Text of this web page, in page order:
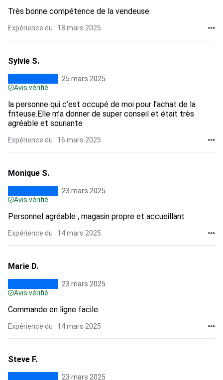
Très bonne compétence de la vendeuse
Expérience du : 18 mars 2025
Sylvie S.
25 mars 2025
Avis vérifié
la personne qui c’est occupé de moi pour l’achat de la
friteuse.Elle m’a donner de super conseil et était très
agréable et souriante
Expérience du : 16 mars 2025
Monique S.
23 mars 2025
Avis vérifié
Personnel agréable , magasin propre et accueillant
Expérience du : 14 mars 2025
Marie D.
23 mars 2025
Avis vérifié
Commande en ligne facile.
Expérience du : 14 mars 2025
Steve F.
23 mars 2025